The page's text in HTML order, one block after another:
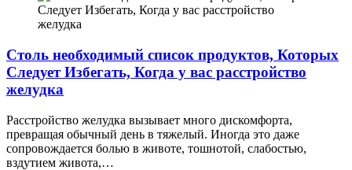
Столь необходимый список продуктов, Которых
Следует Избегать, Когда у вас расстройство
желудка
Расстройство желудка вызывает много дискомфорта,
превращая обычный день в тяжелый. Иногда это даже
сопровождается болью в животе, тошнотой, слабостью,
вздутием живота,…